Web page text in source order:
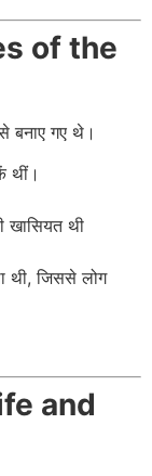
of the
बनाए गए थे।
थीं।
खासियत थी
थी, जिससे लोग
and